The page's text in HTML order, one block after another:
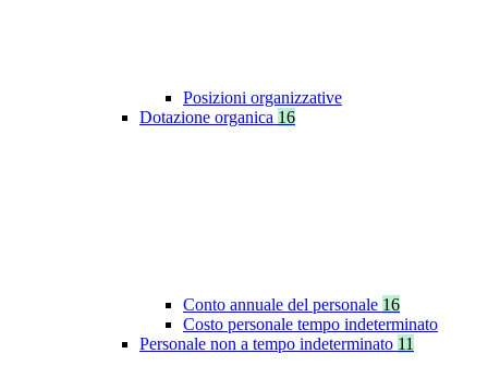
Posizioni organizzative
Dotazione organica 16
Conto annuale del personale 16
Costo personale tempo indeterminato
Personale non a tempo indeterminato 11